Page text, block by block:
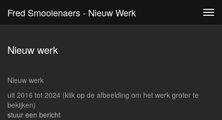
Fred Smoolenaers - Nieuw Werk
Nieuw werk
Nieuw werk
uit 2016 tot 2024 (klik op de afbeelding om het werk groter te
bekijken)
stuur een bericht